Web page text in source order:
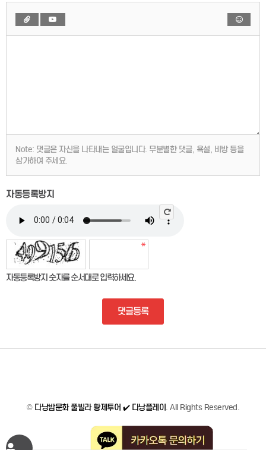
Note: 댓글은 자신을 나타내는 얼굴입니다. 무분별한 댓글, 욕설, 비방 등을
삼가하여 주세요.
자동등록방지
자동등록방지 숫자를 순서대로 입력하세요.
댓글등록
© 다낭밤문화 풀빌라 황제투어 ✔️ 다낭플레이 . All Rights Reserved.